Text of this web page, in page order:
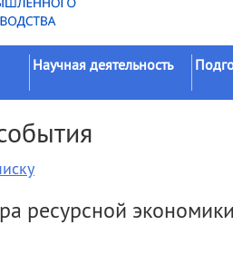
Научная деятельность
исследований
Гранты
советы
ресурсной экономики